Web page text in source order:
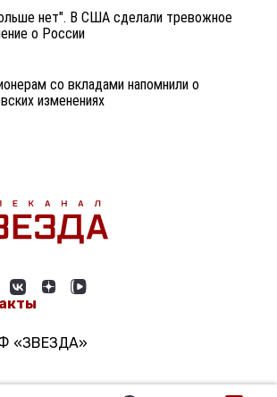
нет". В США сделали тревожное
о России
со вкладами напомнили о
изменениях
«ЗВЕЗДА»